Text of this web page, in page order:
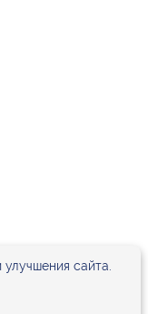
сайта.